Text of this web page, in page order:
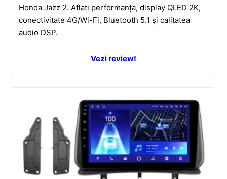
Honda Jazz 2. Aflați performanța, display QLED 2K,
conectivitate 4G/Wi-Fi, Bluetooth 5.1 și calitatea
audio DSP.
Vezi review!